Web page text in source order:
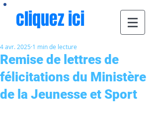
cliquez ici
Remise de lettres de
félicitations du Ministère
de la Jeunesse et Sport
4 avr. 2025 1 min de lecture